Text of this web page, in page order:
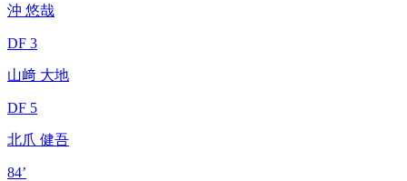
沖 悠哉
DF 3
山﨑 大地
DF 5
北爪 健吾
84’